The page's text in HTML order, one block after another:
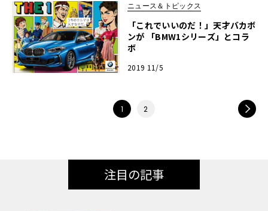
ニュース＆トピックス
「これでいいのだ！」天才バカボ
ンが 「BMW1シリーズ」とコラ
ボ
2019 11/5
1 2
注目の記事